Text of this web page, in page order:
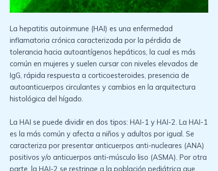
La hepatitis autoinmune (HAI) es una enfermedad
inflamatoria crónica caracterizada por la pérdida de
tolerancia hacia autoantígenos hepáticos, la cual es más
común en mujeres y suelen cursar con niveles elevados de
IgG, rápida respuesta a corticoesteroides, presencia de
autoanticuerpos circulantes y cambios en la arquitectura
histológica del hígado.
La HAI se puede dividir en dos tipos: HAI-1 y HAI-2. La HAI-1
es la más común y afecta a niños y adultos por igual. Se
caracteriza por presentar anticuerpos anti-nucleares (ANA)
positivos y/o anticuerpos anti-músculo liso (ASMA). Por otra
parte, la HAI-2 se restringe a la población pediátrica que